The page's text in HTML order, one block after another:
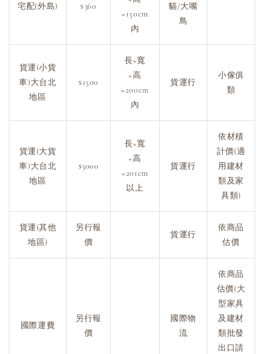
宅配(外島) $360
=150cm
內
貓/大嘴
鳥
貨運(小貨
車)大台北
地區
$1500
長+寬
+高
=200cm
內
貨運行
小傢俱
類
貨運(大貨
車)大台北
地區
$3000
長+寬
+高
=201cm
以上
貨運行
依材積
計價(適
用建材
類及家
具類)
貨運(其他
地區)
另行報
價
貨運行
依商品
估價
國際運費
另行報
價
國際物
流
依商品
估價(大
型家具
及建材
類批發
出口請